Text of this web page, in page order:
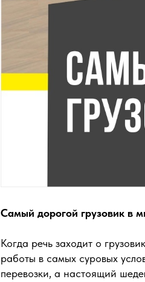
Самый дорогой грузовик в
Когда речь заходит о
работы в самых суровых
перевозки, а настоящий